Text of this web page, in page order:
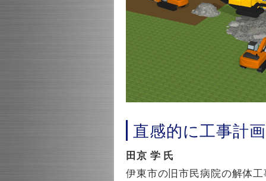
直感的に工事計
田京 学 氏
伊東市の旧市民病院の解体